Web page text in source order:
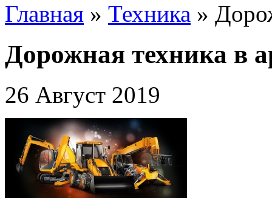
Главная » Техника »
Дорожная техника в
26 Август 2019